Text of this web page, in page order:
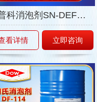
诺普科消泡剂SN-DEFOAMER154
看详情 立即咨询